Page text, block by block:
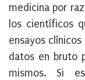
medicina por
los científicos
ensayos
datos en bruto
mismos. Si